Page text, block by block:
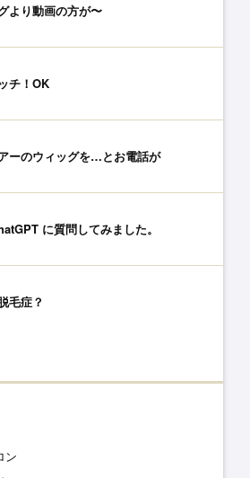
より動画の方が〜
チ！OK
ーのウィッグを…とお電話が
に質問してみました。
毛症？
ン